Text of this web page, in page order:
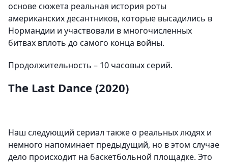
основе сюжета реальная история роты
американских десантников, которые высадились в
Нормандии и участвовали в многочисленных
битвах вплоть до самого конца войны.
Продолжительность – 10 часовых серий.
The Last Dance (2020)
Наш следующий сериал также о реальных людях и
немного напоминает предыдущий, но в этом случае
дело происходит на баскетбольной площадке. Это